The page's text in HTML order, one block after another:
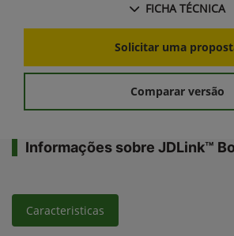
FICHA TÉCNICA
Solicitar uma
Comparar versão
Informações sobre JDLink™
Caracteristicas